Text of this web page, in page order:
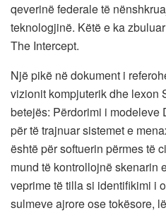
qeverinë federale të
teknologjinë. Këtë e ka
The Intercept.
Një pikë në dokument i
vizionit kompjuterik dhe lexon
betejës: Përdorimi i modeleve
për të trajnuar sistemet e
është për softuerin përmes të
mund të kontrollojnë skenarin
veprime të tilla si identifikimi i
sulmeve ajrore ose tokësore,